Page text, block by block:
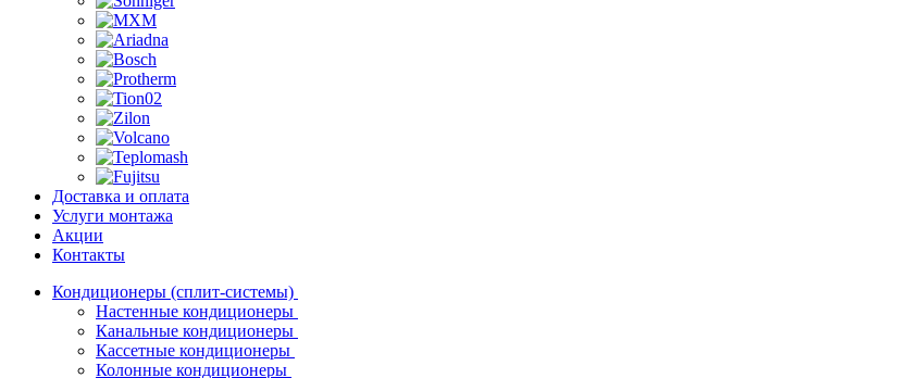
Доставка и оплата
Услуги монтажа
Акции
Контакты
Кондиционеры (сплит-системы)
Настенные кондиционеры
Канальные кондиционеры
Кассетные кондиционеры
Колонные кондиционеры